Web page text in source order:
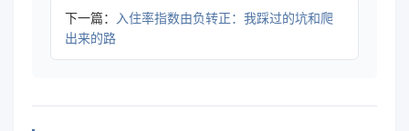
下一篇：
入住率指数由负转正：我踩过的坑和爬
出来的路